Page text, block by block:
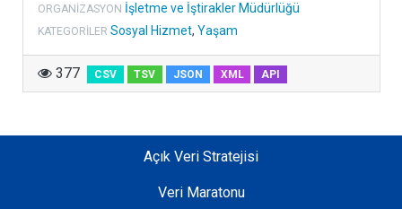
ORGANIZASYON İşletme ve İştirakler Müdürlüğü
KATEGORILER Sosyal Hizmet, Yaşam
377 CSV TSV JSON XML API
Açık Veri Stratejisi
Veri Maratonu